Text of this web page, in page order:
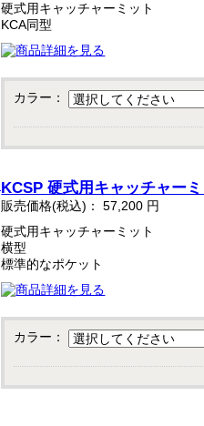
硬式用キャッチャーミット
KCA同型
カラー：
KCSP 硬式用キャッチャー
販売価格(税込)：57,200 円
硬式用キャッチャーミット
横型
標準的なポケット
カラー：